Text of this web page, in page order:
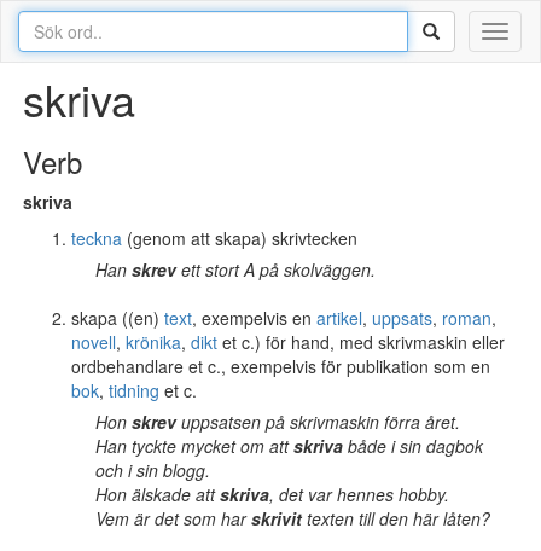
skriva
Verb
skriva
teckna (genom att skapa) skrivtecken
Han skrevett stort A på skolväggen.
skapa ((en) text, exempelvis en artikel, uppsats, roman,
novell, krönika, dikt et c.) för hand, med skrivmaskin eller
ordbehandlare et c., exempelvis för publikation som en
bok, tidning et c.
Hon skrevuppsatsen på skrivmaskin förra året.
Han tyckte mycket om attskriva både i sin dagbok
och i sin blogg.
Hon älskade attskriva, det var hennes hobby.
Vem är det som harskrivit texten till den här låten?